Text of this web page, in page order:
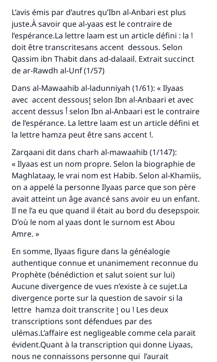
L’avis émis par d’autres qu’Ibn al-Anbari est plus
juste.À savoir queal-yaas est le contraire de
l’espérance.La lettre laam est un article défini : la ا
doit être transcritesans accent dessous. Selon
Qassim ibn Thabit dans ad-dalaail. Extrait succinct
dear-Rawdh al-Unf(1/57)
Dans al-Mawaahib al-ladunniyah (1/61): « Ilyaas
avec accent dessousإ selon Ibn al-Anbaari et avec
accent dessus أ selon Ibn al-Anbaari est le contraire
de l’espérance. La lettre laam est un article défini et
la lettre hamza peut être sans accent ا.
Zarqaani dit dans charh al-mawaahib (1/147):
« Ilyaas est un nom propre. Selon la biographie de
Maghlataay, le vrai nom est Habib. Selon al-Khamiis,
on a appelé la personne Ilyaas parce que son père
avait atteint un âge avancé sans avoir eu un enfant.
Il ne l’a eu que quand il était au bord du desepspoir.
D’où le nom al yaas dont le surnom est Abou
Amre. »
En somme, Ilyaas figure dans la généalogie
authentique connue et unanimement reconnue du
Prophète (bénédiction et salut soient sur lui)
Aucune divergence de vues n’existe à ce sujet.La
divergence porte sur la question de savoir si la
lettre hamza doit transcrite إ ou ا Les deux
transcriptions sont défendues par des
ulémas.L’affaire est negligeable comme cela parait
évident.Quant à la transcription qui donne Liyaas,
nous ne connaissons personne qui l’aurait